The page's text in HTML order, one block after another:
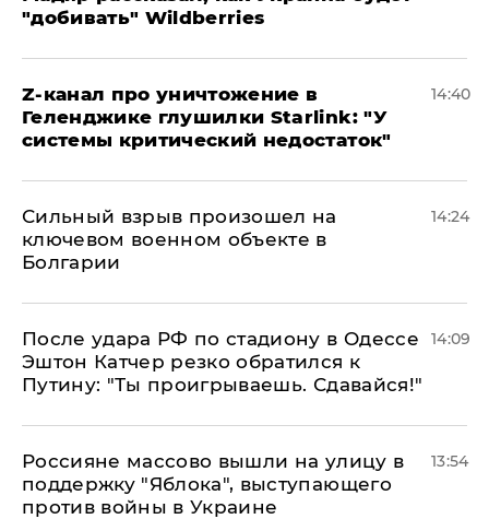
"добивать" Wildberries
Z-канал про уничтожение в
Геленджике глушилки Starlink: "У
системы критический недостаток"
14:40
Сильный взрыв произошел на
ключевом военном объекте в
Болгарии
14:24
После удара РФ по стадиону в Одессе
Эштон Катчер резко обратился к
Путину: "Ты проигрываешь. Сдавайся!"
14:09
Россияне массово вышли на улицу в
поддержку "Яблока", выступающего
против войны в Украине
13:54